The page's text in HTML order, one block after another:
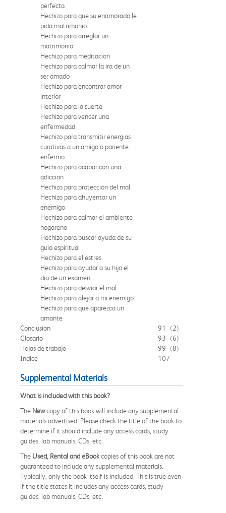
perfecta
Hechizo para que su enamorado le
pida matrimonio
Hechizo para arreglar un
matrimonio
Hechizo para meditacion
Hechizo para calmar la ira de un
ser amado
Hechizo para encontrar amor
interior
Hechizo para la suerte
Hechizo para vencer una
enfermedad
Hechizo para transmitir energias
curativas a un amigo o pariente
enfermo
Hechizo para acabar con una
adiccion
Hechizo para proteccion del mal
Hechizo para ahuyentar un
enemigo
Hechizo para calmar el ambiente
hogareno
Hechizo para buscar ayuda de su
guia espiritual
Hechizo para el estres
Hechizo para ayudar a su hijo el
dia de un examen
Hechizo para desviar el mal
Hechizo para alejar a mi enemigo
Hechizo para que aparezca un
amante
Conclusion
91
(2)
Glosario
93
(6)
Hojas de trabajo
99
(8)
Indice
107
Supplemental Materials
What is included with this book?
The Newcopy of this book will include any supplemental
materials advertised. Please check the title of the book to
determine if it should include any access cards, study
guides, lab manuals, CDs, etc.
The Used, Rental and eBookcopies of this book are not
guaranteed to include any supplemental materials.
Typically, only the book itself is included. This is true even
if the title states it includes any access cards, study
guides, lab manuals, CDs, etc.